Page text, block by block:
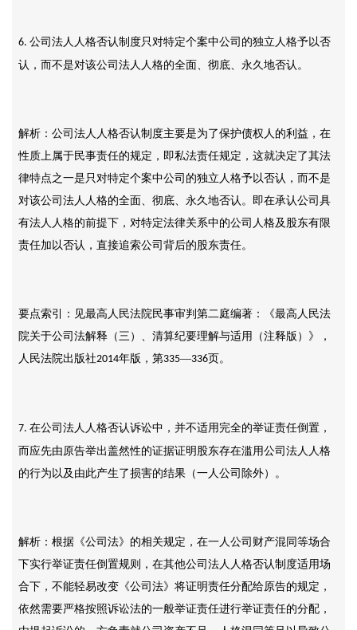
6.公司法人人格否认制度只对特定个案中公司的独立人格予以否
认，而不是对该公司法人人格的全面、彻底、永久地否认。
解析：公司法人人格否认制度主要是为了保护债权人的利益，在
性质上属于民事责任的规定，即私法责任规定，这就决定了其法
律特点之一是只对特定个案中公司的独立人格予以否认，而不是
对该公司法人人格的全面、彻底、永久地否认。即在承认公司具
有法人人格的前提下，对特定法律关系中的公司人格及股东有限
责任加以否认，直接追索公司背后的股东责任。
要点索引：见最高人民法院民事审判第二庭编著：《最高人民法
院关于公司法解释（三）、清算纪要理解与适用（注释版）》，
人民法院出版社2014年版，第335—336页。
7.在公司法人人格否认诉讼中，并不适用完全的举证责任倒置，
而应先由原告举出盖然性的证据证明股东存在滥用公司法人人格
的行为以及由此产生了损害的结果（一人公司除外）。
解析：根据《公司法》的相关规定，在一人公司财产混同等场合
下实行举证责任倒置规则，在其他公司法人人格否认制度适用场
合下，不能轻易改变《公司法》将证明责任分配给原告的规定，
依然需要严格按照诉讼法的一般举证责任进行举证责任的分配，